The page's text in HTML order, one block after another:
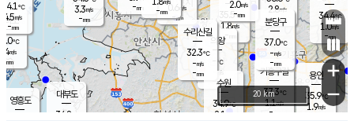
의도
℃
m/s
mm
영흥도
35.5℃
1.8m/s
- mm
용인
35.9℃
1.9m/s
34.4℃
1.0m/s
-mm
대부도
34.8
의왕
- ℃
m/s
mm
0.6 m/s
-mm
-mm -mm 2.8m/s
-mm
2.0m/s
-mm
기흥구갈
37.3℃
1.1m/s
-
수리산길
32.3℃
-m/s
-mm
분당구
37.0℃
-m/s
-mm
34.1℃
4.5m/s
-mm
수원
34.9℃
2.1 m/s
3.3m/s
-mm
+
−
20 km